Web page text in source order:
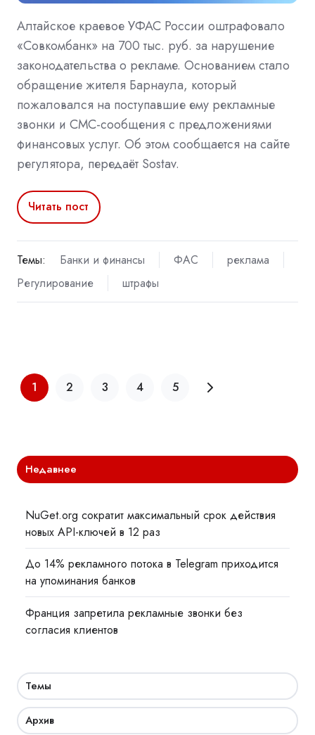
Алтайское краевое УФАС России оштрафовало
«Совкомбанк» на 700 тыс. руб. за нарушение
законодательства о рекламе. Основанием стало
обращение жителя Барнаула, который
пожаловался на поступавшие ему рекламные
звонки и СМС-сообщения с предложениями
финансовых услуг. Об этом сообщается на сайте
регулятора, передаёт Sostav.
Читать пост
Темы: Банки и финансы ФАС
реклама
Регулирование
штрафы
1 2 3 4 5
Недавнее
NuGet.org сократит максимальный срок действия
новых API-ключей в 12 раз
До 14% рекламного потока в Telegram приходится
на упоминания банков
Франция запретила рекламные звонки без
согласия клиентов
Темы
Архив